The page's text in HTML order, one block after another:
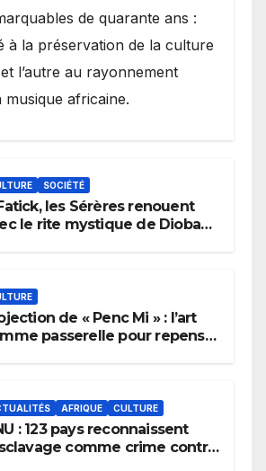
de quarante ans :
à la préservation de la culture
l’autre au rayonnement
musique africaine.
SOCIÉTÉ
les Sérères renouent
le rite mystique de Diobaye
de « Penc Mi » : l’art
passerelle pour repenser
AFRIQUE CULTURE
: 123 pays reconnaissent
comme crime contre